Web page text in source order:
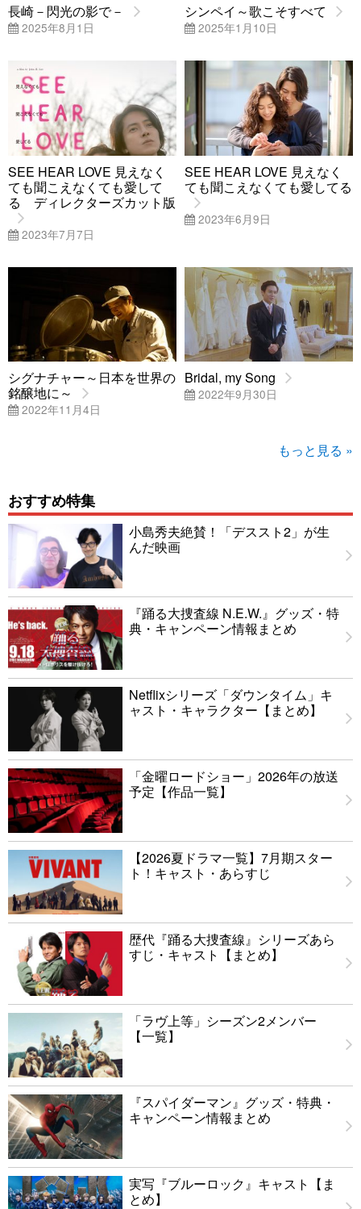
長崎－閃光の影で－
2025年8月1日
シンペイ～歌こそすべて
2025年1月10日
SEE HEAR LOVE 見えなく
ても聞こえなくても愛して
る ディレクターズカット版
2023年7月7日
SEE HEAR LOVE 見えなく
ても聞こえなくても愛してる
2023年6月9日
シグナチャー～日本を世界の
銘醸地に～
2022年11月4日
Bridal, my Song
2022年9月30日
もっと見る »
おすすめ特集
小島秀夫絶賛！「デススト2」が生
んだ映画
『踊る大捜査線 N.E.W.』グッズ・特
典・キャンペーン情報まとめ
Netflixシリーズ「ダウンタイム」キ
ャスト・キャラクター【まとめ】
「金曜ロードショー」2026年の放送
予定【作品一覧】
【2026夏ドラマ一覧】7月期スター
ト！キャスト・あらすじ
歴代『踊る大捜査線』シリーズあら
すじ・キャスト【まとめ】
「ラヴ上等」シーズン2メンバー
【一覧】
『スパイダーマン』グッズ・特典・
キャンペーン情報まとめ
実写『ブルーロック』キャスト【ま
とめ】